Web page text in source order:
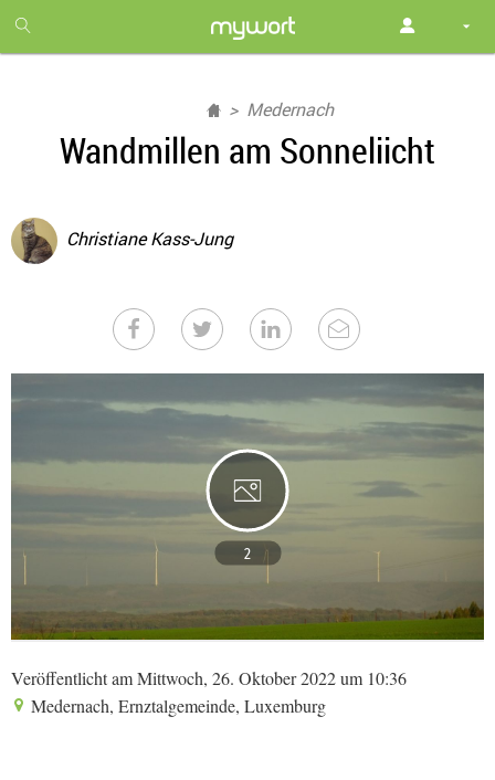
month
free
Medernach
Wandmillen am Sonneliicht
Christiane Kass-Jung
2
Veröffentlicht am Mittwoch, 26. Oktober 2022 um 10:36
Medernach, Ernztalgemeinde, Luxemburg